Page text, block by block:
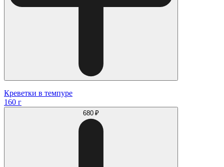
Креветки в темпуре
160 г
680 ₽